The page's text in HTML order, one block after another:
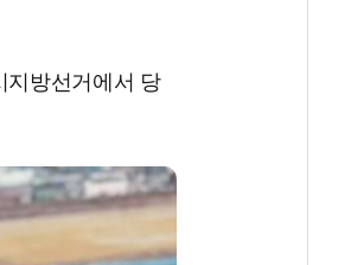
지방선거에서 당